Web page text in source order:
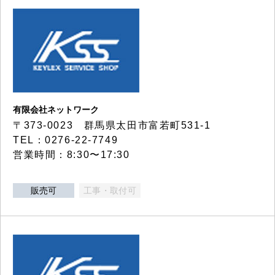
有限会社ネットワーク
〒373-0023 群馬県太田市富若町531-1
TEL：0276-22-7749
営業時間：8:30〜17:30
販売可 工事・取付可